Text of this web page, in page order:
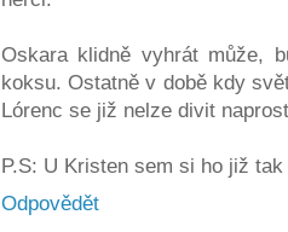
Oskara klidně vyhrát může,
koksu. Ostatně v době kdy
Lórenc se již nelze divit
P.S: U Kristen sem si ho již
Odpovědět